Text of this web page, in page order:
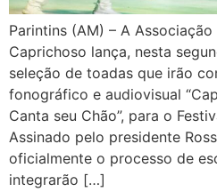
Parintins (AM) – A
Caprichoso lança, nesta
seleção de toadas que irão
fonográfico e audiovisual
Canta seu Chão”, para o
Assinado pelo presidente
oficialmente o processo de
integrarão […]